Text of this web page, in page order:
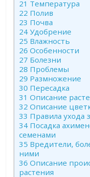
21 Температура
22 Полив
23 Почва
24 Удобрение
25 Влажность
26 Особенности
27 Болезни
28 Проблемы
29 Размножение
30 Пересадка
31 Описание
32 Описание
33 Правила ухода
34 Посадка
семенами
35 Вредители,
ними
36 Описание
растения